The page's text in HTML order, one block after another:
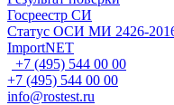
Госреестр СИ
Статус ОСИ МИ 2426-
ImportNET
+7 (495) 544 00 00
+7 (495) 544 00 00
info@rostest.ru